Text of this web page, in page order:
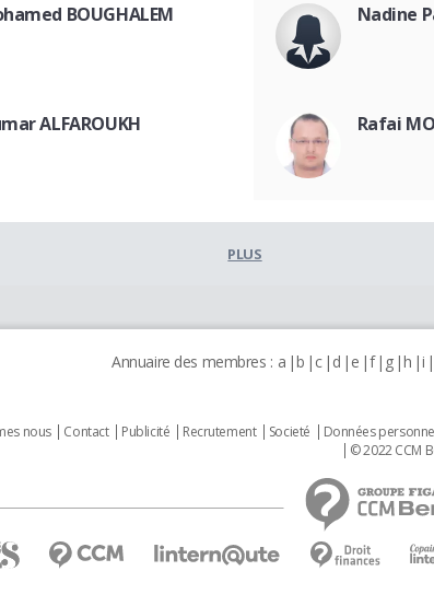
BOUGHALEM Nadine
ALFAROUKH Rafai
PLUS
Annuaire des membres : a b c d e f g h i
nous Contact Publicité Recrutement Societé Données
© 2022 CCM